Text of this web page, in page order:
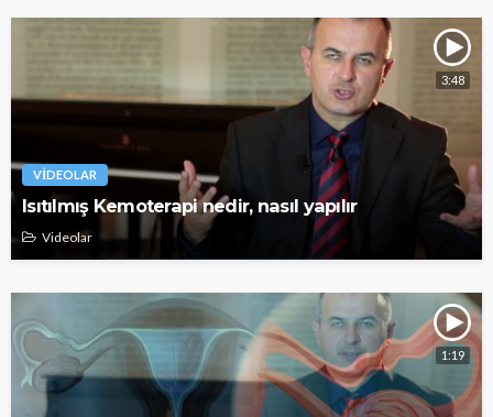
3:48
VIDEOLAR
Isıtılmış Kemoterapi nedir, nasıl yapılır
Videolar
1:19